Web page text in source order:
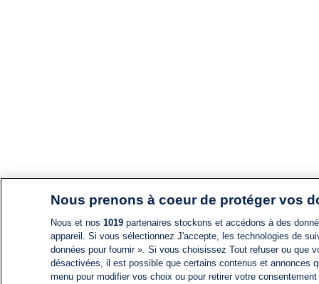
Nous prenons à coeur de protéger vos
Nous et nos 1019partenaires stockons et accédons à des
appareil. Si vous sélectionnez J'accepte, les technologies de
données pour fournir ». Si vous choisissez Tout refuser ou
désactivées, il est possible que certains contenus et annonces
menu pour modifier vos choix ou pour retirer votre